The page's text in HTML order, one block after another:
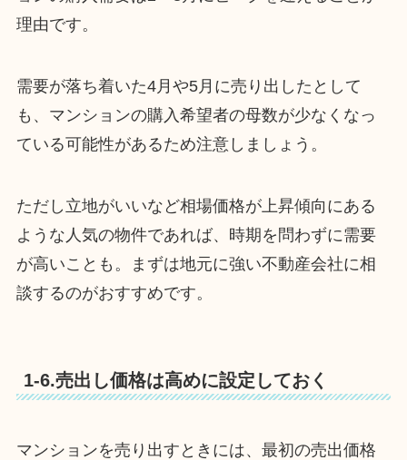
理由です。
需要が落ち着いた4月や5月に売り出したとして
も、マンションの購入希望者の母数が少なくなっ
ている可能性があるため注意しましょう。
ただし立地がいいなど相場価格が上昇傾向にある
ような人気の物件であれば、時期を問わずに需要
が高いことも。まずは地元に強い不動産会社に相
談するのがおすすめです。
1-6.売出し価格は高めに設定しておく
マンションを売り出すときには、最初の売出価格